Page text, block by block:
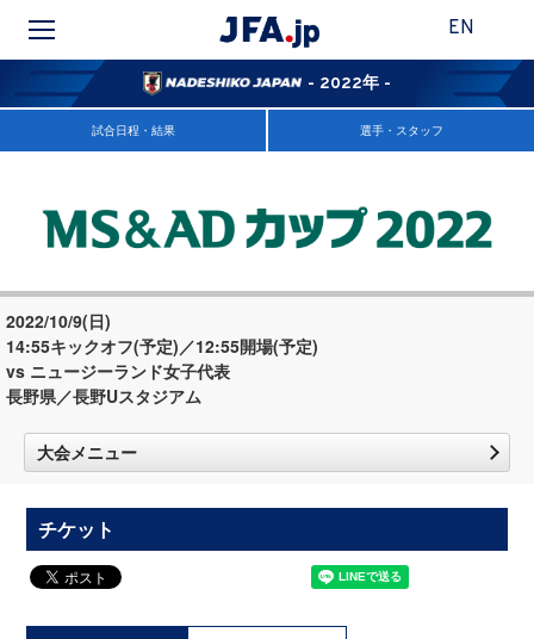
EN
- 2022年 -
試合日程・結果 選手・スタッフ
2022/10/9(日)
14:55キックオフ(予定)／12:55開場(予定)
vs ニュージーランド女子代表
長野県／長野Uスタジアム
大会メニュー
チケット